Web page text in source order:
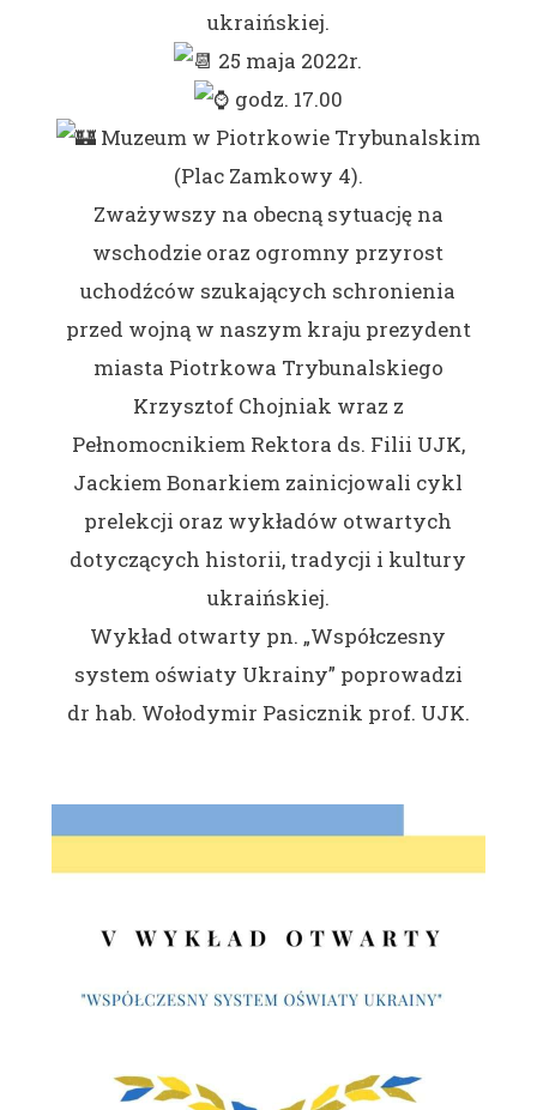
ukraińskiej.
25 maja 2022r.
godz. 17.00
Muzeum w Piotrkowie Trybunalskim
(Plac Zamkowy 4).
Zważywszy na obecną sytuację na
wschodzie oraz ogromny przyrost
uchodźców szukających schronienia
przed wojną w naszym kraju prezydent
miasta Piotrkowa Trybunalskiego
Krzysztof Chojniak wraz z
Pełnomocnikiem Rektora ds. Filii UJK,
Jackiem Bonarkiem zainicjowali cykl
prelekcji oraz wykładów otwartych
dotyczących historii, tradycji i kultury
ukraińskiej.
Wykład otwarty pn. „Współczesny
system oświaty Ukrainy” poprowadzi
dr hab. Wołodymir Pasicznik prof. UJK.